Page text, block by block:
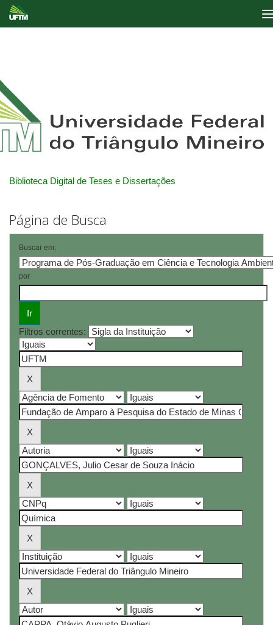
Biblioteca Digital de Teses e Dissertações
Página de Busca
Buscar em:
por
Filtros correntes: